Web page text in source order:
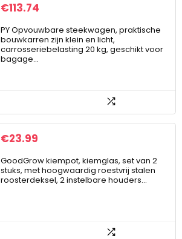
€113.74
PY Opvouwbare steekwagen, praktische
bouwkarren zijn klein en licht,
carrosseriebelasting 20 kg, geschikt voor
bagage…
€23.99
GoodGrow kiempot, kiemglas, set van 2
stuks, met hoogwaardig roestvrij stalen
roosterdeksel, 2 instelbare houders…